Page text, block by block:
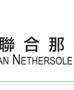
）